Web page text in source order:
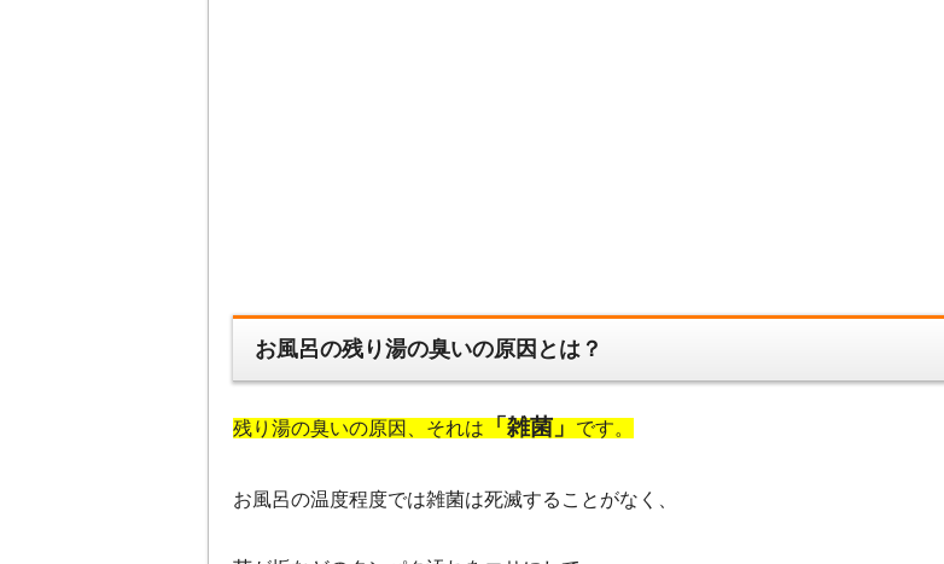
お風呂の残り湯の臭いの原因とは？
残り湯の臭いの原因、それは「雑菌」です。
お風呂の温度程度では雑菌は死滅することがなく、